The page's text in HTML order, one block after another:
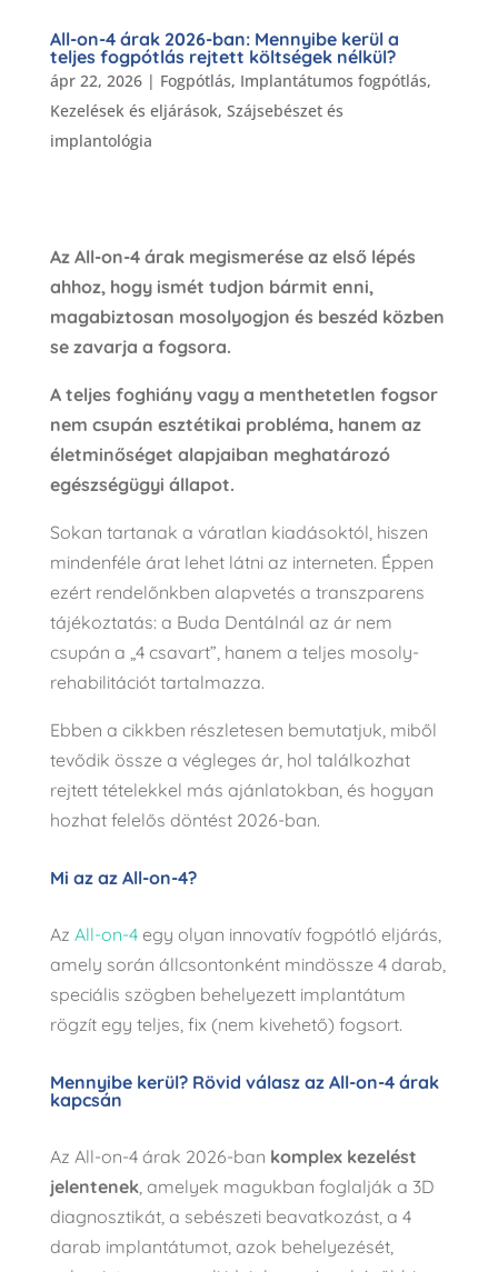
All-on-4 árak 2026-ban: Mennyibe kerül a
teljes fogpótlás rejtett költségek nélkül?
ápr 22, 2026| Fogpótlás, Implantátumos fogpótlás,
Kezelések és eljárások, Szájsebészet és
implantológia
Az All-on-4 árak megismerése az első lépés
ahhoz, hogy ismét tudjon bármit enni,
magabiztosan mosolyogjon és beszéd közben
se zavarja a fogsora.
A teljes foghiány vagy a menthetetlen fogsor
nem csupán esztétikai probléma, hanem az
életminőséget alapjaiban meghatározó
egészségügyi állapot.
Sokan tartanak a váratlan kiadásoktól, hiszen
mindenféle árat lehet látni az interneten. Éppen
ezért rendelőnkben alapvetés a transzparens
tájékoztatás: a Buda Dentálnál az ár nem
csupán a „4 csavart”, hanem a teljes mosoly-
rehabilitációt tartalmazza.
Ebben a cikkben részletesen bemutatjuk, miből
tevődik össze a végleges ár, hol találkozhat
rejtett tételekkel más ajánlatokban, és hogyan
hozhat felelős döntést 2026-ban.
Mi az az All-on-4?
Az All-on-4egy olyan innovatív fogpótló eljárás,
amely során állcsontonként mindössze 4 darab,
speciális szögben behelyezett implantátum
rögzít egy teljes, fix (nem kivehető) fogsort.
Mennyibe kerül? Rövid válasz az All-on-4 árak
kapcsán
Az All-on-4 árak 2026-ban komplex kezelést
jelentenek, amelyek magukban foglalják a 3D
diagnosztikát, a sebészeti beavatkozást, a 4
darab implantátumot, azok behelyezését,